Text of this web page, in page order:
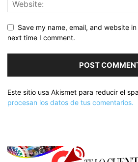
Save my name, email, and website
next time I comment.
Este sitio usa Akismet para reducir el
procesan los datos de tus comentarios.